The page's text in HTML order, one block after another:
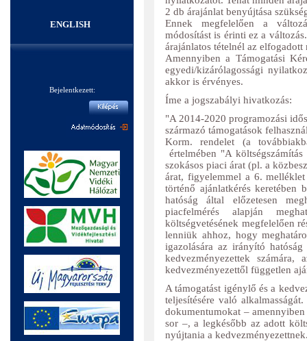
ENGLISH
Bejelentkezett:
2 db árajánlat benyújtása
Ennek megfelelően a
módosítást is érinti ez a
árajánlatos tételnél az
Amennyiben a Támogatási
egyedi/kizárólagossági
akkor is érvényes.
Íme a jogszabályi hivatkozás:
"A 2014-2020 programozási
származó támogatások
Korm. rendelet (a
értelmében "A
szokásos piaci árat (pl. a
árat, figyelemmel a 6.
történő ajánlatkérés keretében
hatóság által előzetesen
piacfelmérés alapján
költségvetésének megfelelően
lenniük ahhoz, hogy
igazolására az irányító
kedvezményezettek
kedvezményezettől független
A támogatást igénylő és a
teljesítésére való
dokumentumokat –
sor –, a legkésőbb az adott
nyújtania a